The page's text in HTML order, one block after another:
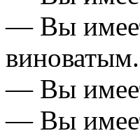
— Вы
виноватым.
— Вы
— Вы